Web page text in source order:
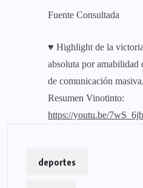
Fuente Consultada
♥ Highlight de la
absoluta por
de comunicación
Resumen Vinotinto:
https://youtu.be/
deportes